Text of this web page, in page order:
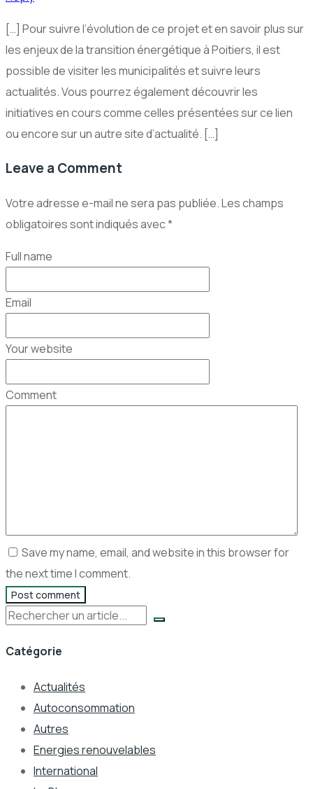
[…] Pour suivre l’évolution de ce projet et en savoir plus sur
les enjeux de la transition énergétique à Poitiers, il est
possible de visiter les municipalités et suivre leurs
actualités. Vous pourrez également découvrir les
initiatives en cours comme celles présentées sur ce lien
ou encore sur un autre site d’actualité. […]
Leave a Comment
Votre adresse e-mail ne sera pas publiée.Les champs
obligatoires sont indiqués avec*
Full name
Email
Your website
Comment
Save my name, email, and website in this browser for
the next time I comment.
Post comment
Rechercher
Catégorie
Actualités
Autoconsommation
Autres
Energies renouvelables
International